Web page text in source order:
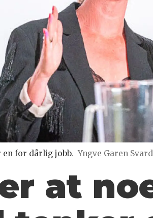
en for dårlig jobb. Yngve Garen
at